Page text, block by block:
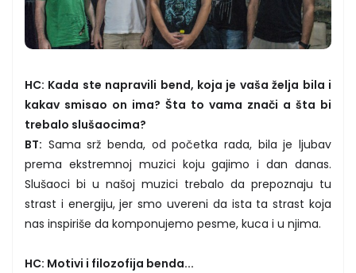
HC: Kada ste napravili bend, koja je vaša želja bila i
kakav smisao on ima? Šta to vama znači a šta bi
trebalo slušaocima?
BT: Sama srž benda, od početka rada, bila je ljubav
prema ekstremnoj muzici koju gajimo i dan danas.
Slušaoci bi u našoj muzici trebalo da prepoznaju tu
strast i energiju, jer smo uvereni da ista ta strast koja
nas inspiriše da komponujemo pesme, kuca i u njima.
HC: Motivi i filozofija benda...